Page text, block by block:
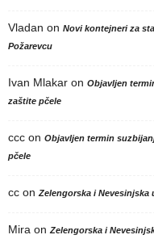
Vladan on Novi kontejneri za
Požarevcu
Ivan Mlakar on Objavljen
zaštite pčele
ccc on Objavljen termin
pčele
cc on Zelengorska i Nevesinjska
Mira on Zelengorska i